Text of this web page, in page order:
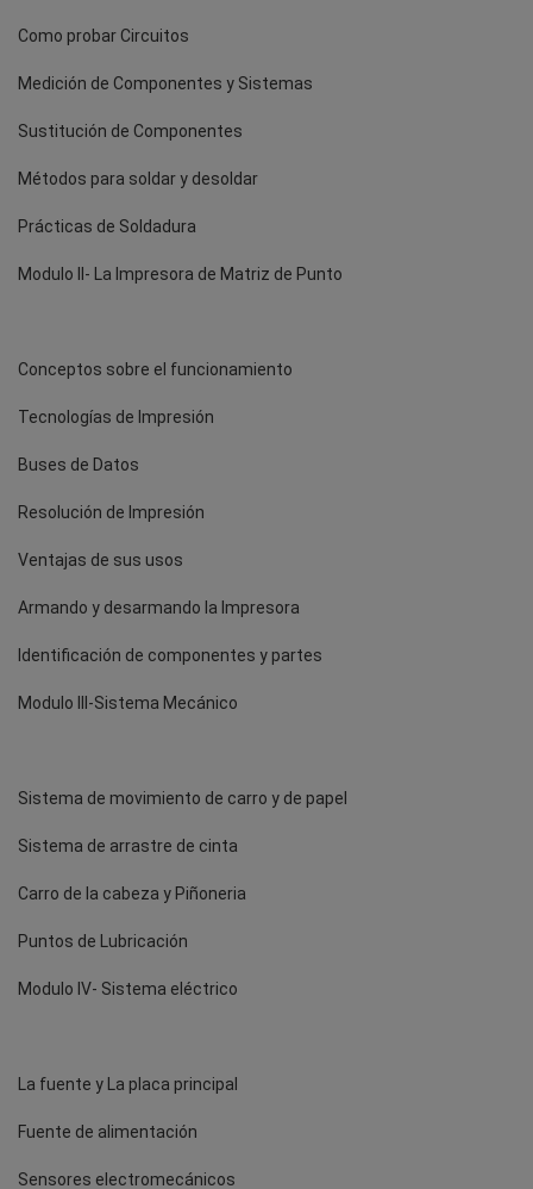
Como probar Circuitos
Medición de Componentes y Sistemas
Sustitución de Componentes
Métodos para soldar y desoldar
Prácticas de Soldadura
Modulo II- La Impresora de Matriz de Punto
Conceptos sobre el funcionamiento
Tecnologías de Impresión
Buses de Datos
Resolución de Impresión
Ventajas de sus usos
Armando y desarmando la Impresora
Identificación de componentes y partes
Modulo III-Sistema Mecánico
Sistema de movimiento de carro y de papel
Sistema de arrastre de cinta
Carro de la cabeza y Piñoneria
Puntos de Lubricación
Modulo IV- Sistema eléctrico
La fuente y La placa principal
Fuente de alimentación
Sensores electromecánicos